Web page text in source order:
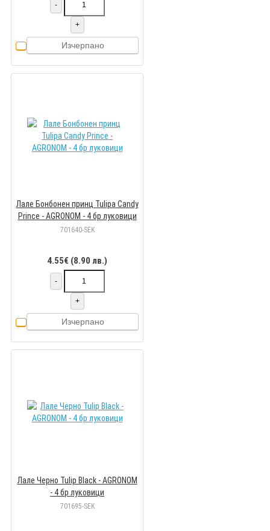
-
+
Изчерпано
Лале Бонбонен принц Tulipa Candy
Prince - AGRONOM - 4 бр луковици
701640-SEK
4.55€ (8.90 лв.)
-
+
Изчерпано
Лале Черно Tulip Black - AGRONOM
- 4 бр луковици
701695-SEK